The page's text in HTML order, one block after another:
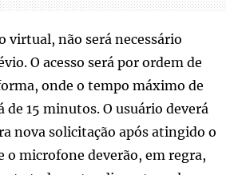
virtual, não será necessário
O acesso será por ordem de
onde o tempo máximo de
15 minutos. O usuário deverá
nova solicitação após atingido o
o microfone deverão, em regra,